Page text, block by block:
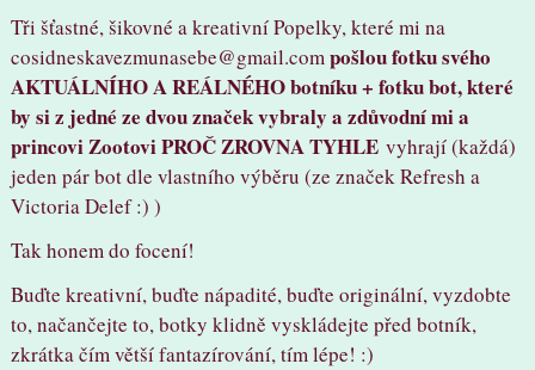
Tři šťastné, šikovné a kreativní Popelky, které mi na
cosidneskavezmunasebe@gmail.compošlou fotku svého
AKTUÁLNÍHO A REÁLNÉHO botníku + fotku bot, které
by si z jedné ze dvou značek vybraly a zdůvodní mi a
princovi Zootovi PROČ ZROVNA TYHLEvyhrají (každá)
jeden pár bot dle vlastního výběru (ze značek Refresh a
Victoria Delef :) )
Tak honem do focení!
Buďte kreativní, buďte nápadité, buďte originální, vyzdobte
to, načančejte to, botky klidně vyskládejte před botník,
zkrátka čím větší fantazírování, tím lépe! :)